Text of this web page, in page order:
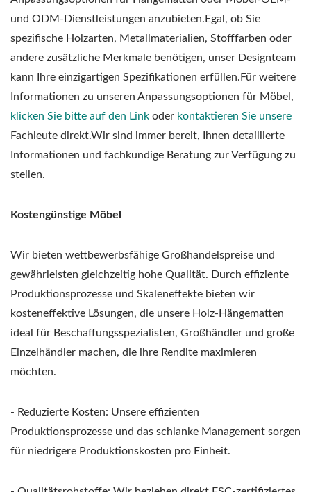
und ODM-Dienstleistungen anzubieten.Egal, ob Sie
spezifische Holzarten, Metallmaterialien, Stofffarben oder
andere zusätzliche Merkmale benötigen, unser Designteam
kann Ihre einzigartigen Spezifikationen erfüllen.Für weitere
Informationen zu unseren Anpassungsoptionen für Möbel,
klicken Sie bitte auf den Link oder kontaktieren Sie unsere
Fachleute direkt.Wir sind immer bereit, Ihnen detaillierte
Informationen und fachkundige Beratung zur Verfügung zu
stellen.
Kostengünstige Möbel
Wir bieten wettbewerbsfähige Großhandelspreise und
gewährleisten gleichzeitig hohe Qualität. Durch effiziente
Produktionsprozesse und Skaleneffekte bieten wir
kosteneffektive Lösungen, die unsere Holz-Hängematten
ideal für Beschaffungsspezialisten, Großhändler und große
Einzelhändler machen, die ihre Rendite maximieren
möchten.
- Reduzierte Kosten: Unsere effizienten
Produktionsprozesse und das schlanke Management sorgen
für niedrigere Produktionskosten pro Einheit.